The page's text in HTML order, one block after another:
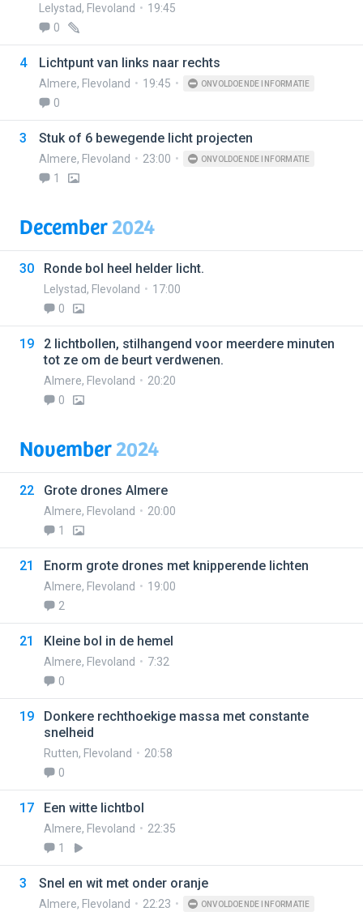
Lelystad, Flevoland
19:45
0
4 Lichtpunt van links naar rechts
Almere, Flevoland 19:45 ONVOLDOENDE INFORMATIE
0
3 Stuk of 6 bewegende licht projecten
Almere, Flevoland 23:00 ONVOLDOENDE INFORMATIE
1
December2024
30 Ronde bol heel helder licht.
Lelystad, Flevoland
17:00
0
19
2 lichtbollen, stilhangend voor meerdere minuten
tot ze om de beurt verdwenen.
Almere, Flevoland
20:20
0
November2024
22 Grote drones Almere
Almere, Flevoland
20:00
1
21 Enorm grote drones met knipperende lichten
Almere, Flevoland
19:00
2
21 Kleine bol in de hemel
Almere, Flevoland
7:32
0
19
Donkere rechthoekige massa met constante
snelheid
Rutten, Flevoland
20:58
0
17 Een witte lichtbol
Almere, Flevoland
22:35
1
3 Snel en wit met onder oranje
Almere, Flevoland 22:23 ONVOLDOENDE INFORMATIE